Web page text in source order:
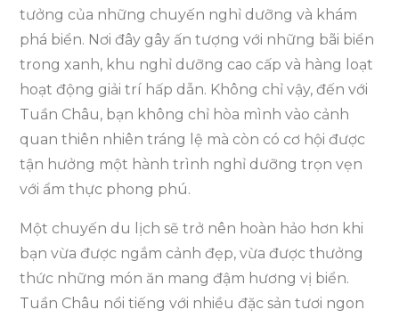
Tuần
Châu
tưởng của những chuyến nghỉ dưỡng và khám
phá biển. Nơi đây gây ấn tượng với những bãi biển
trong xanh, khu nghỉ dưỡng cao cấp và hàng loạt
hoạt động giải trí hấp dẫn. Không chỉ vậy, đến với
Tuần Châu, bạn không chỉ hòa mình vào cảnh
quan thiên nhiên tráng lệ mà còn có cơ hội được
tận hưởng một hành trình nghỉ dưỡng trọn vẹn
với ẩm thực phong phú.
Một chuyến du lịch sẽ trở nên hoàn hảo hơn khi
bạn vừa được ngắm cảnh đẹp, vừa được thưởng
thức những món ăn mang đậm hương vị biển.
Tuần Châu nổi tiếng với nhiều đặc sản tươi ngon